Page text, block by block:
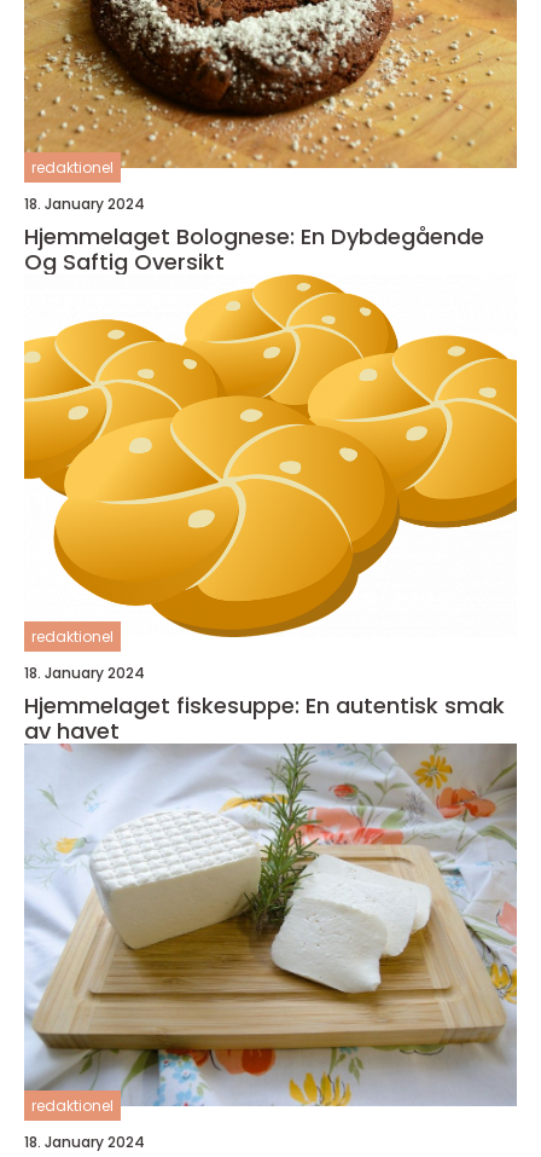
redaktionel
18. January 2024
Hjemmelaget Bolognese: En Dybdegående
Og Saftig Oversikt
redaktionel
18. January 2024
Hjemmelaget fiskesuppe: En autentisk smak
av havet
redaktionel
18. January 2024